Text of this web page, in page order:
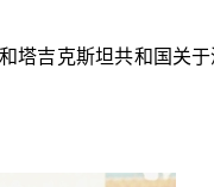
塔吉克斯坦共和国关